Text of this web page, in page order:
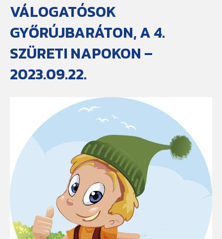
VÁLOGATÓSOK
GYŐRÚJBARÁTON, A 4.
SZÜRETI NAPOKON –
2023.09.22.